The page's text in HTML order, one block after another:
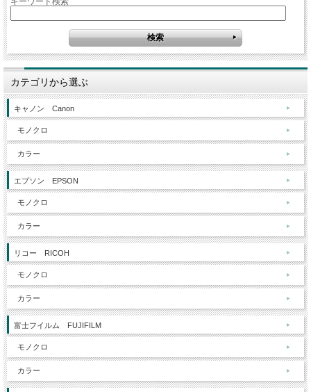
カテゴリから選ぶ
キャノン Canon
モノクロ
カラー
エプソン EPSON
モノクロ
カラー
リコー RICOH
モノクロ
カラー
富士フイルム FUJIFILM
モノクロ
カラー